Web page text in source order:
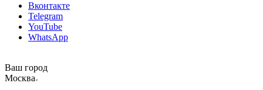
Вконтакте
Telegram
YouTube
WhatsApp
Ваш город
Москва